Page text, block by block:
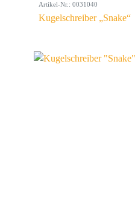
Artikel-Nr.: 0031040
Kugelschreiber „Snake“